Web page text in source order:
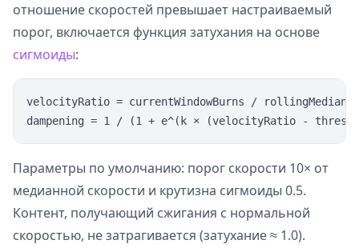
отношение скоростей превышает настраиваемый
порог, включается функция затухания на основе
сигмоиды:
velocityRatio = currentWindowBurns /
Параметры по умолчанию: порог скорости 10× от
медианной скорости и крутизна сигмоиды 0.5.
Контент, получающий сжигания с нормальной
скоростью, не затрагивается (затухание ≈ 1.0).